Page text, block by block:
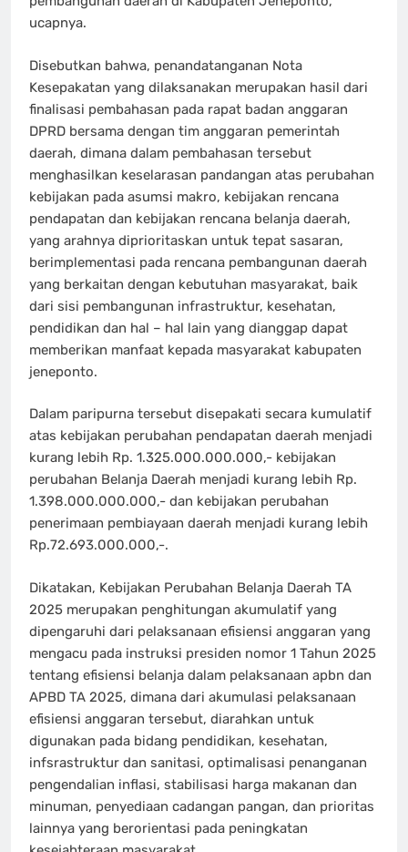
ucapnya.
Disebutkan bahwa, penandatanganan Nota
Kesepakatan yang dilaksanakan merupakan hasil dari
finalisasi pembahasan pada rapat badan anggaran
DPRD bersama dengan tim anggaran pemerintah
daerah, dimana dalam pembahasan tersebut
menghasilkan keselarasan pandangan atas perubahan
kebijakan pada asumsi makro, kebijakan rencana
pendapatan dan kebijakan rencana belanja daerah,
yang arahnya diprioritaskan untuk tepat sasaran,
berimplementasi pada rencana pembangunan daerah
yang berkaitan dengan kebutuhan masyarakat, baik
dari sisi pembangunan infrastruktur, kesehatan,
pendidikan dan hal – hal lain yang dianggap dapat
memberikan manfaat kepada masyarakat kabupaten
jeneponto.
Dalam paripurna tersebut disepakati secara kumulatif
atas kebijakan perubahan pendapatan daerah menjadi
kurang lebih Rp. 1.325.000.000.000,- kebijakan
perubahan Belanja Daerah menjadi kurang lebih Rp.
1.398.000.000.000,- dan kebijakan perubahan
penerimaan pembiayaan daerah menjadi kurang lebih
Rp.72.693.000.000,-.
Dikatakan, Kebijakan Perubahan Belanja Daerah TA
2025 merupakan penghitungan akumulatif yang
dipengaruhi dari pelaksanaan efisiensi anggaran yang
mengacu pada instruksi presiden nomor 1 Tahun 2025
tentang efisiensi belanja dalam pelaksanaan apbn dan
APBD TA 2025, dimana dari akumulasi pelaksanaan
efisiensi anggaran tersebut, diarahkan untuk
digunakan pada bidang pendidikan, kesehatan,
infsrastruktur dan sanitasi, optimalisasi penanganan
pengendalian inflasi, stabilisasi harga makanan dan
minuman, penyediaan cadangan pangan, dan prioritas
lainnya yang berorientasi pada peningkatan